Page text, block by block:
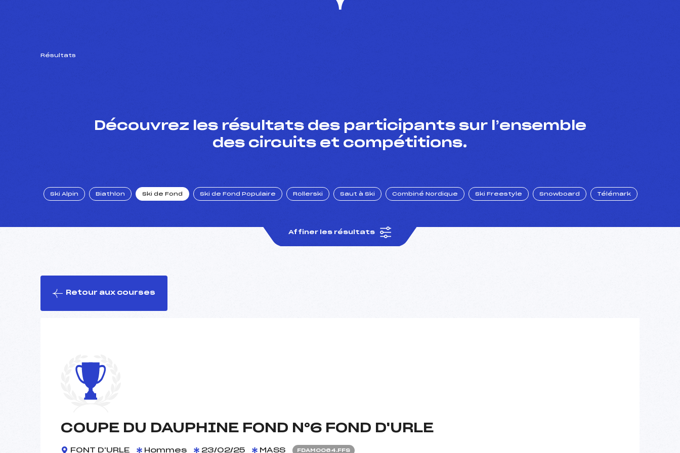
Résultats
Découvrez les résultats des participants sur l’ensemble
des circuits et compétitions.
Ski Alpin Biathlon Ski de Fond Ski de Fond Populaire Rollerski Saut à Ski Combiné Nordique Ski Freestyle Snowboard Télémark
Affiner les résultats
Retour aux courses
COUPE DU DAUPHINE FOND N°6 FOND D'URLE
FONT D'URLE Hommes 23/02/25 MASS FDAM0064.FFS